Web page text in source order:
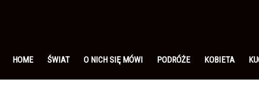
HOME ŚWIAT O NICH SIĘ MÓWI PODRÓŻE KOBIETA